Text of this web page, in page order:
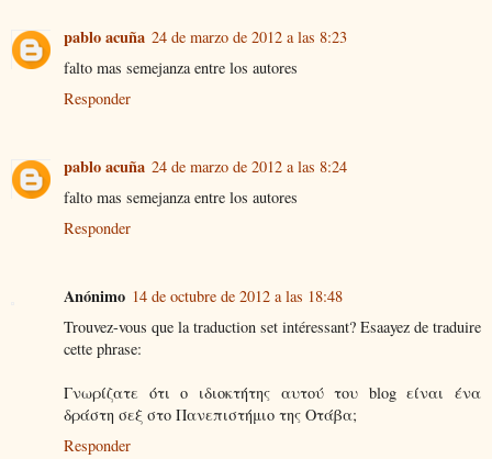
pablo acuña 24 de marzo de 2012 a las 8:23
falto mas semejanza entre los autores
Responder
pablo acuña 24 de marzo de 2012 a las 8:24
falto mas semejanza entre los autores
Responder
Anónimo 14 de octubre de 2012 a las 18:48
Trouvez-vous que la traduction set intéressant? Esaayez de traduire
cette phrase:
Γνωρίζατε ότι ο ιδιοκτήτης αυτού του blog είναι ένα
δράστη σεξ στο Πανεπιστήμιο της Οτάβα;
Responder